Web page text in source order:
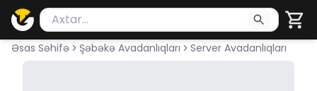
Məhsul axtar
Axtarış üçün ən azı 2 simvol yazın. Göndərmək
Əsas Səhifə Şəbəkə Avadanlıqları Server Avadanlıqları